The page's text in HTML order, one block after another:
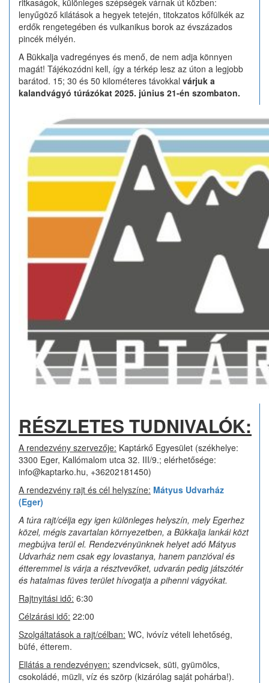
ritkaságok, különleges szépségek várnak út közben:
lenyűgöző kilátások a hegyek tetején, titokzatos kőfülkék az
erdők rengetegében és vulkanikus borok az évszázados
pincék mélyén.
A Bükkalja vadregényes és menő, de nem adja könnyen
magát! Tájékozódni kell, így a térkép lesz az úton a legjobb
barátod. 15; 30 és 50 kilométeres távokkal várjuk a
kalandvágyó túrázókat 2025. június 21-én szombaton.
RÉSZLETES TUDNIVALÓK:
A rendezvény szervezője: Kaptárkő Egyesület (székhelye:
3300 Eger, Kallómalom utca 32. III/9.; elérhetősége:
info@kaptarko.hu, +36202181450)
A rendezvény rajt és cél helyszíne: Mátyus Udvarház
(Eger)
A túra rajt/célja egy igen különleges helyszín, mely Egerhez
közel, mégis zavartalan környezetben, a Bükkalja lankái közt
megbújva terül el. Rendezvényünknek helyet adó Mátyus
Udvarház nem csak egy lovastanya, hanem panzióval és
étteremmel is várja a résztvevőket, udvarán pedig játszótér
és hatalmas füves terület hívogatja a pihenni vágyókat.
Rajtnyitási idő: 6:30
Célzárási idő: 22:00
Szolgáltatások a rajt/célban: WC, ivóvíz vételi lehetőség,
büfé, étterem.
Ellátás a rendezvényen: szendvicsek, süti, gyümölcs,
csokoládé, müzli, víz és szörp (kizárólag saját pohárba!).